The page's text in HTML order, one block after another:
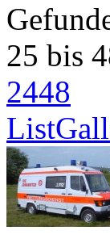
25 bis
2448
List